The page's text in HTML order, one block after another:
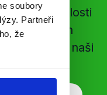
soubory
Partneři
že
události
našich
podpoříte naši